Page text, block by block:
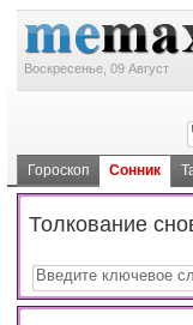
Воскресенье, 09 Август
Гороскоп Сонник
Толкование